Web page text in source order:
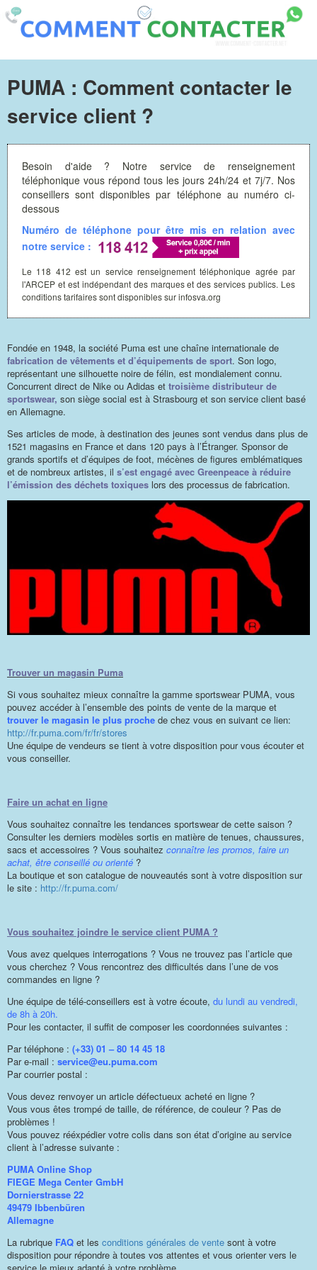
PUMA : Comment contacter le
service client ?
Besoin d'aide ? Notre service de renseignement
téléphonique vous répond tous les jours 24h/24 et 7j/7. Nos
conseillers sont disponibles par téléphone au numéro ci-
dessous
Numéro de téléphone pour être mis en relation avec
notre service :
Le 118 412 est un service renseignement téléphonique agrée par
l'ARCEP et est indépendant des marques et des services publics. Les
conditions tarifaires sont disponibles sur infosva.org
Fondée en 1948, la société Puma est une chaîne internationale de
fabrication de vêtements et d’équipements de sport. Son logo,
représentant une silhouette noire de félin, est mondialement connu.
Concurrent direct de Nike ou Adidas et troisième distributeur de
sportswear, son siège social est à Strasbourg et son service client basé
en Allemagne.
Ses articles de mode, à destination des jeunes sont vendus dans plus de
1521 magasins en France et dans 120 pays à l’Étranger. Sponsor de
grands sportifs et d’équipes de foot, mécènes de figures emblématiques
et de nombreux artistes, il s’est engagé avec Greenpeace à réduire
l’émission des déchets toxiques lors des processus de fabrication.
Trouver un magasin Puma
Si vous souhaitez mieux connaître la gamme sportswear PUMA, vous
pouvez accéder à l’ensemble des points de vente de la marque et
trouver le magasin le plus proche de chez vous en suivant ce lien:
http://fr.puma.com/fr/fr/stores
Une équipe de vendeurs se tient à votre disposition pour vous écouter et
vous conseiller.
Faire un achat en ligne
Vous souhaitez connaître les tendances sportswear de cette saison ?
Consulter les derniers modèles sortis en matière de tenues, chaussures,
sacs et accessoires ? Vous souhaitez connaître les promos, faire un
achat, être conseillé ou orienté ?
La boutique et son catalogue de nouveautés sont à votre disposition sur
le site : http://fr.puma.com/
Vous souhaitez joindre le service client PUMA ?
Vous avez quelques interrogations ? Vous ne trouvez pas l’article que
vous cherchez ? Vous rencontrez des difficultés dans l’une de vos
commandes en ligne ?
Une équipe de télé-conseillers est à votre écoute, du lundi au vendredi,
de 8h à 20h.
Pour les contacter, il suffit de composer les coordonnées suivantes :
Par téléphone : (+33) 01 – 80 14 45 18
Par e-mail : service@eu.puma.com
Par courrier postal :
Vous devez renvoyer un article défectueux acheté en ligne ?
Vous vous êtes trompé de taille, de référence, de couleur ? Pas de
problèmes !
Vous pouvez rééxpédier votre colis dans son état d’origine au service
client à l’adresse suivante :
PUMA Online Shop
FIEGE Mega Center GmbH
Dornierstrasse 22
49479 Ibbenbüren
Allemagne
La rubrique FAQ et les conditions générales de vente sont à votre
disposition pour répondre à toutes vos attentes et vous orienter vers le